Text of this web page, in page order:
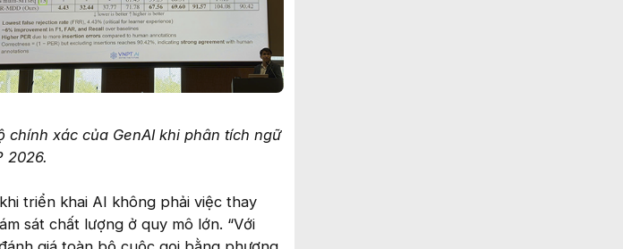
chính xác của GenAI khi phân tích ngữ
2026.
triển khai AI không phải việc thay
sát chất lượng ở quy mô lớn. “Với